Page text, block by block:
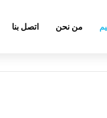
من نحن اتصل بنا